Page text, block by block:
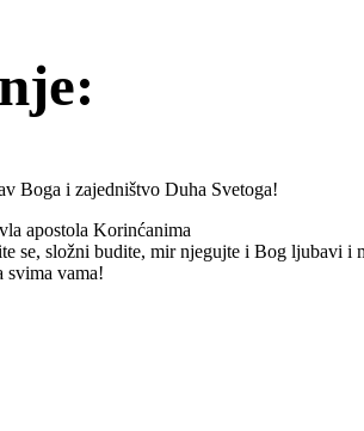
Boga i zajedništvo Duha Svetoga!
apostola Korinćanima
se, složni budite, mir njegujte i Bog
svima vama!